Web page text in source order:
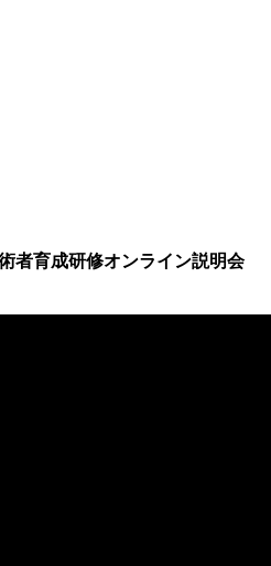
者育成研修オンライン説明会